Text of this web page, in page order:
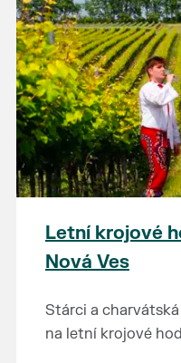
Letní krojové
Nová Ves
Stárci a
na letní krojové